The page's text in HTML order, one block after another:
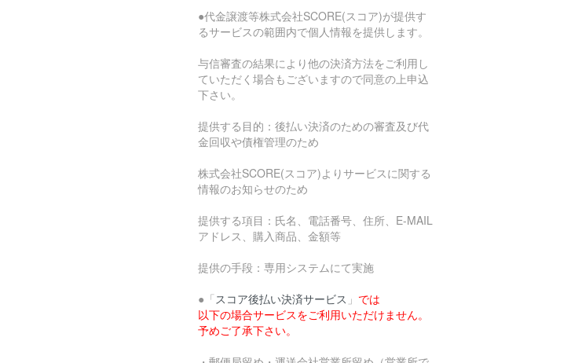
●代金譲渡等株式会社SCORE(スコア)が提供す
るサービスの範囲内で個人情報を提供します。
与信審査の結果により他の決済方法をご利用し
ていただく場合もございますので同意の上申込
下さい。
提供する目的：後払い決済のための審査及び代
金回収や債権管理のため
株式会社SCORE(スコア)よりサービスに関する
情報のお知らせのため
提供する項目：氏名、電話番号、住所、E-MAIL
アドレス、購入商品、金額等
提供の手段：専用システムにて実施
●「スコア後払い決済サービス 」 では
以下の場合サービスをご利用いただけません。
予めご了承下さい。